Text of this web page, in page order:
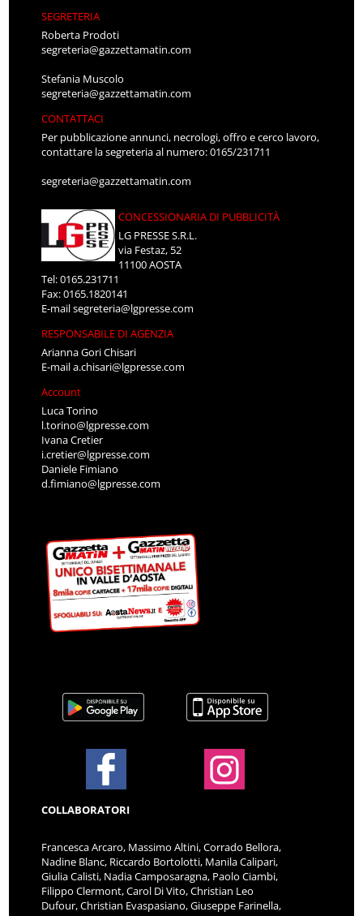
SEGRETERIA
Roberta Prodoti
segreteria@gazzettamatin.com
Stefania Muscolo
segreteria@gazzettamatin.com
CONTATTACI
Per pubblicazione annunci, necrologi, offro e cerco lavoro,
contattare la segreteria al numero: 0165/231711
segreteria@gazzettamatin.com
CONCESSIONARIA DI PUBBLICITÀ
LG PRESSE S.R.L.
via Festaz, 52
11100 AOSTA
Tel: 0165.231711
Fax: 0165.1820141
E-mailsegreteria@lgpresse.com
RESPONSABILE DI AGENZIA
Arianna Gori Chisari
E-maila.chisari@lgpresse.com
Account
Luca Torino
l.torino@lgpresse.com
Ivana Cretier
i.cretier@lgpresse.com
Daniele Fimiano
d.fimiano@lgpresse.com
COLLABORATORI
Francesca Arcaro, Massimo Altini, Corrado Bellora,
Nadine Blanc, Riccardo Bortolotti, Manila Calipari,
Giulia Calisti, Nadia Camposaragna, Paolo Ciambi,
Filippo Clermont, Carol Di Vito, Christian Leo
Dufour, Christian Evaspasiano, Giuseppe Farinella,